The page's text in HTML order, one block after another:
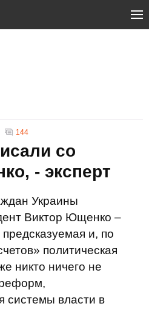
144
со
- эксперт
Украины
Виктор Ющенко –
и, по
политическая
никто ничего не
системы власти в